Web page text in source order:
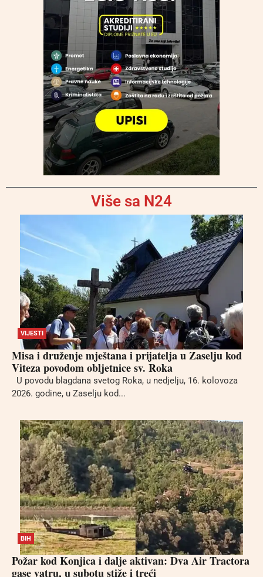
Više sa N24
VIJESTI
Misa i druženje mještana i prijatelja u Zaselju kod
Viteza povodom obljetnice sv. Roka
U povodu blagdana svetog Roka, u nedjelju, 16. kolovoza
2026. godine, u Zaselju kod...
BIH
Požar kod Konjica i dalje aktivan: Dva Air Tractora
gase vatru, u subotu stiže i treći